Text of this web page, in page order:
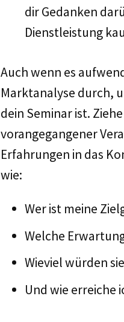
dir Gedanken
Dienstleistung
Auch wenn es
Marktanalyse durch,
dein Seminar ist.
vorangegangener
Erfahrungen in das
wie:
Wer ist meine
Welche
Wieviel würden
Und wie erreiche